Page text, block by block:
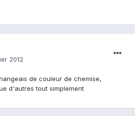
2012
de couleur de chemise,
d'autres tout simplement